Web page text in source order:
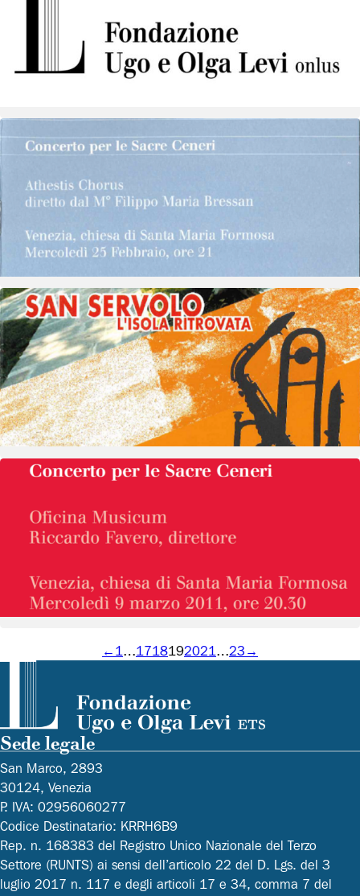
Concerti di Carnevale
Vedi dettagli
I Concerto sacre Ceneri
25 febbraio 2004 - 25 febbraio 2004
Vedi dettagli
San Servolo 1° Jazz Meeting
26 novembre 2004- 10 dicembre 2004
Concerti
Vedi dettagli
VIII Concerto per le Sacre Ceneri
Concerti
Vedi dettagli
← 1…1718192021…23 →
Sede legale
San Marco, 2893
30124, Venezia
P. IVA: 02956060277
Codice Destinatario: KRRH6B9
Rep. n. 168383 del Registro Unico Nazionale del Terzo
Settore (RUNTS) ai sensi dell’articolo 22 del D. Lgs. del 3
luglio 2017 n. 117 e degli articoli 17 e 34, comma 7 del